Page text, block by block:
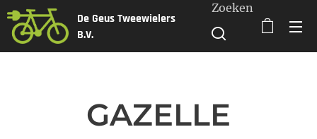
De Geus Tweewielers
B.V.
Zoeken
GAZELLE